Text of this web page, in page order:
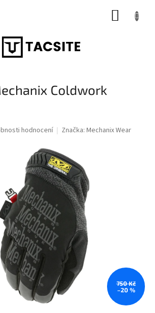
Coldwork
hodnocení Značka: Mechanix Wear
750 Kč
–20 %